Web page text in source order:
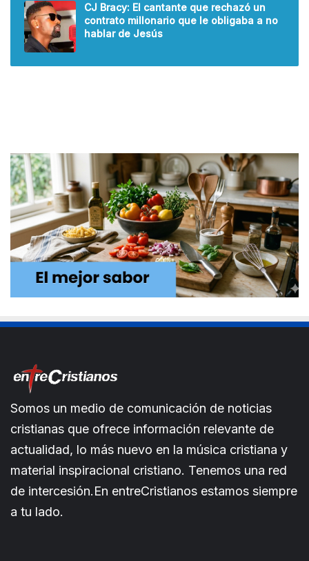
CJ Bracy: El cantante que rechazó un
contrato millonario que le obligaba a no
hablar de Jesús
Somos un medio de comunicación de noticias
cristianas que ofrece información relevante de
actualidad, lo más nuevo en la música cristiana y
material inspiracional cristiano. Tenemos una red
de intercesión.En entreCristianos estamos siempre
a tu lado.